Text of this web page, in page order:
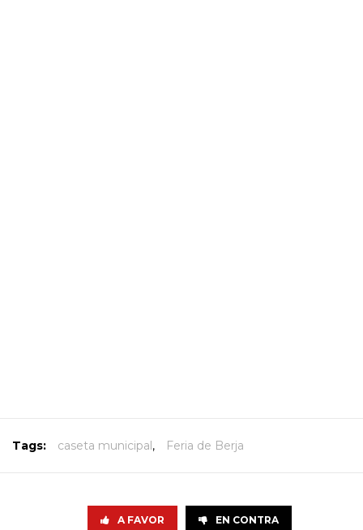
Tags: caseta municipal, Feria de Berja
A FAVOR EN CONTRA